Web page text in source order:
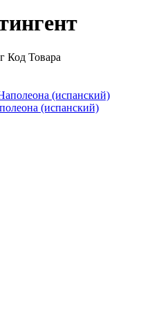
Код Товара
(испанский)